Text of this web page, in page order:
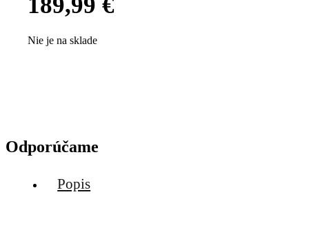
189,99 €
Nie je na sklade
Odporúčame
Popis